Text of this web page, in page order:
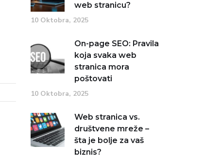
web stranicu?
10 Oktobra, 2025
On-page SEO: Pravila
koja svaka web
stranica mora
poštovati
10 Oktobra, 2025
Web stranica vs.
društvene mreže –
šta je bolje za vaš
biznis?